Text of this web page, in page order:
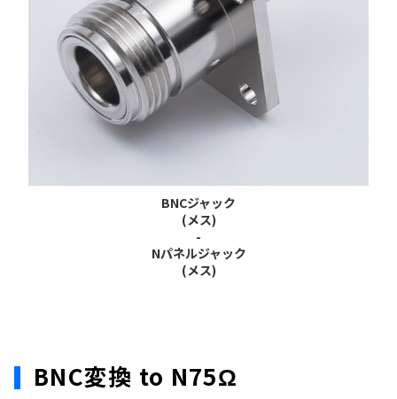
BNCジャック
(メス)
-
Nパネルジャック
(メス)
BNC変換 to N75Ω